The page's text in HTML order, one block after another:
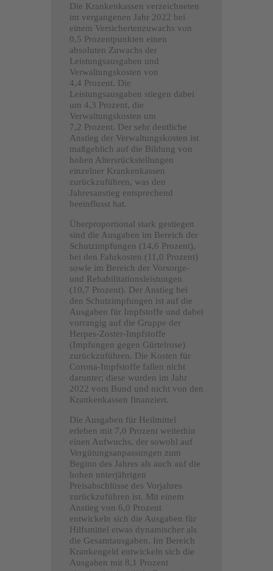
Die Krankenkassen verzeichneten
im vergangenen Jahr 2022 bei
einem Versichertenzuwachs von
0,5 Prozentpunkten einen
absoluten Zuwachs der
Leistungsausgaben und
Verwaltungskosten von
4,4 Prozent. Die
Leistungsausgaben stiegen dabei
um 4,3 Prozent, die
Verwaltungskosten um
7,2 Prozent. Der sehr deutliche
Anstieg der Verwaltungskosten ist
maßgeblich auf die Bildung von
hohen Altersrückstellungen
einzelner Krankenkassen
zurückzuführen, was den
Jahresanstieg entsprechend
beeinflusst hat.
Überproportional stark gestiegen
sind die Ausgaben im Bereich der
Schutzimpfungen (14,6 Prozent),
bei den Fahrkosten (11,0 Prozent)
sowie im Bereich der Vorsorge-
und Rehabilitationsleistungen
(10,7 Prozent). Der Anstieg bei
den Schutzimpfungen ist auf die
Ausgaben für Impfstoffe und dabei
vorrangig auf die Gruppe der
Herpes-Zoster-Impfstoffe
(Impfungen gegen Gürtelrose)
zurückzuführen. Die Kosten für
Corona-Impfstoffe fallen nicht
darunter; diese wurden im Jahr
2022 vom Bund und nicht von den
Krankenkassen finanziert.
Die Ausgaben für Heilmittel
erleben mit 7,0 Prozent weiterhin
einen Aufwuchs, der sowohl auf
Vergütungsanpassungen zum
Beginn des Jahres als auch auf die
hohen unterjährigen
Preisabschlüsse des Vorjahres
zurückzuführen ist. Mit einem
Anstieg von 6,0 Prozent
entwickeln sich die Ausgaben für
Hilfsmittel etwas dynamischer als
die Gesamtausgaben. Im Bereich
Krankengeld entwickeln sich die
Ausgaben mit 8,1 Prozent